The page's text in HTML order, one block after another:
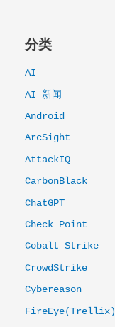
分类
AI
AI 新闻
Android
ArcSight
AttackIQ
CarbonBlack
ChatGPT
Check Point
Cobalt Strike
CrowdStrike
Cybereason
FireEye(Trellix)